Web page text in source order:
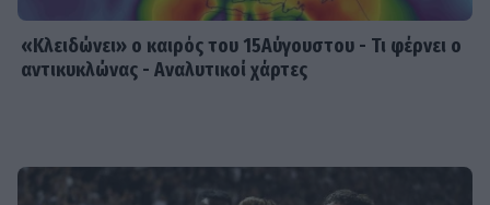
μήνυμα από την Πάρο
Ντόρα Κουτροκόη: Στο Παρίσι με τον
έρωτα της ζωής της, τον γιο της
«Κλειδώνει» ο καιρός του 15Αύγουστου - Τι φέρνει ο
αντικυκλώνας - Αναλυτικοί χάρτες